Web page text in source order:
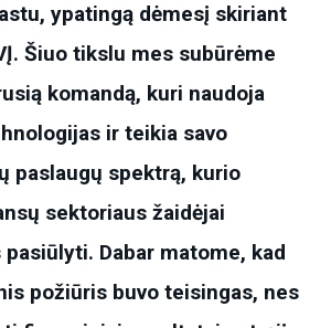
ypatingą dėmesį skiriant
Šiuo tikslu mes subūrėme
komandą, kuri naudoja
ir teikia savo
paslaugų spektrą, kurio
sektoriaus žaidėjai
Dabar matome, kad
požiūris buvo teisingas, nes